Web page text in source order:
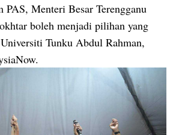
PAS, Menteri Besar Terengganu
boleh menjadi pilihan yang
Tunku Abdul Rahman,